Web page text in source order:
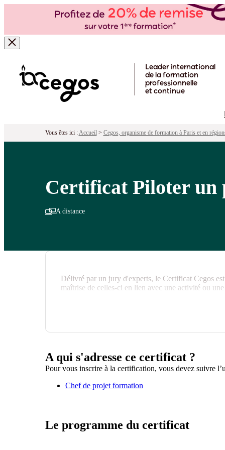
Leader international
de la formation
professionnelle
et continue
Vous êtes ici :Accueil> Cegos, organisme de formation à Paris et en
Certificat Piloter un
A distance
Délivré par un jury d'experts, le Certificat Cegos
maîtrise de celles-ci en lien avec une activité ou
A qui s'adresse ce certificat ?
Pour vous inscrire à la certification, vous devez suivre
Chef de projet formation
Le programme du certificat
Certificat Piloter un projet de
Pour qui ? Programme Objectifs